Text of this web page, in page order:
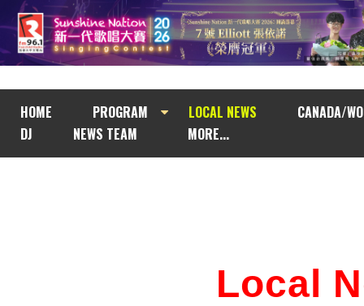
HOME PROGRAM LOCAL NEWS
CANADA/
DJ
NEWS TEAM MORE...
Local